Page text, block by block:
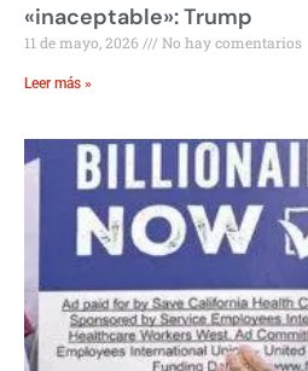
«inaceptable»: Trump
11 de mayo, 2026 No hay comentarios
Leer más »